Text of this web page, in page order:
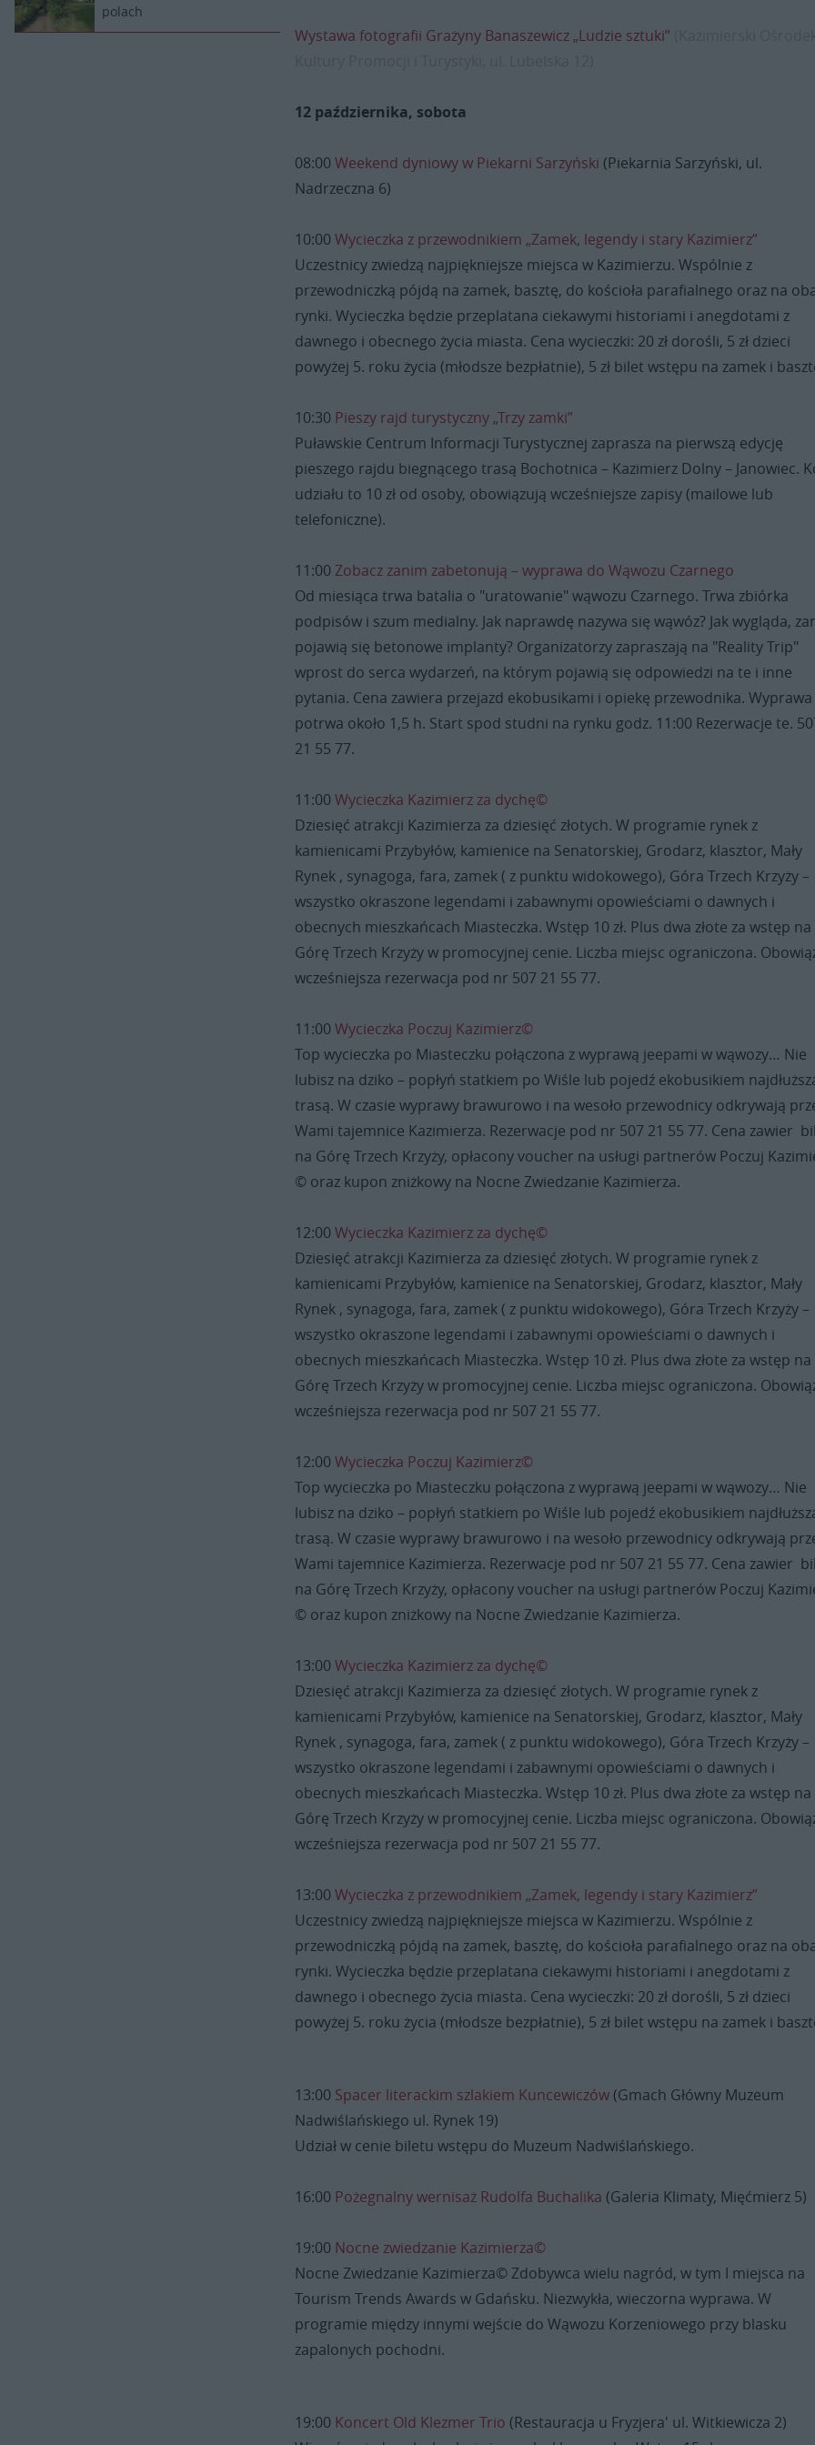
polach
Wystawa fotografii Grażyny Banaszewicz „Ludzie sztuki”
12 października, sobota
08:00Weekend dyniowy w Piekarni Sarzyński (Piekarnia Sarzyński, ul.
Nadrzeczna 6)
10:00Wycieczka z przewodnikiem „Zamek, legendy i stary Kazimierz”
Uczestnicy zwiedzą najpiękniejsze miejsca w Kazimierzu. Wspólnie z
przewodniczką pójdą na zamek, basztę, do kościoła parafialnego oraz na
rynki. Wycieczka będzie przeplatana ciekawymi historiami i anegdotami z
dawnego i obecnego życia miasta. Cena wycieczki: 20 zł dorośli, 5 zł dzieci
powyżej 5. roku życia (młodsze bezpłatnie), 5 zł bilet wstępu na zamek i
10:30 Pieszy rajd turystyczny „Trzy zamki”
Puławskie Centrum Informacji Turystycznej zaprasza na pierwszą edycję
pieszego rajdu biegnącego trasą Bochotnica – Kazimierz Dolny – Janowiec.
udziału to 10 zł od osoby, obowiązują wcześniejsze zapisy (mailowe lub
telefoniczne).
11:00 Zobacz zanim zabetonują – wyprawa do Wąwozu Czarnego
Od miesiąca trwa batalia o "uratowanie" wąwozu Czarnego. Trwa zbiórka
podpisów i szum medialny. Jak naprawdę nazywa się wąwóz? Jak wygląda,
pojawią się betonowe implanty? Organizatorzy zapraszają na "Reality Trip"
wprost do serca wydarzeń, na którym pojawią się odpowiedzi na te i inne
pytania. Cena zawiera przejazd ekobusikami i opiekę przewodnika. Wyprawa
potrwa około 1,5 h. Start spod studni na rynku godz. 11:00 Rezerwacje te.
21 55 77.
11:00Wycieczka Kazimierz za dychę©
Dziesięć atrakcji Kazimierza za dziesięć złotych. W programie rynek z
kamienicami Przybyłów, kamienice na Senatorskiej, Grodarz, klasztor, Mały
Rynek , synagoga, fara, zamek ( z punktu widokowego), Góra Trzech Krzyży –
wszystko okraszone legendami i zabawnymi opowieściami o dawnych i
obecnych mieszkańcach Miasteczka. Wstęp 10 zł. Plus dwa złote za wstęp na
Górę Trzech Krzyży w promocyjnej cenie. Liczba miejsc ograniczona.
wcześniejsza rezerwacja pod nr 507 21 55 77.
11:00Wycieczka Poczuj Kazimierz©
Top wycieczka po Miasteczku połączona z wyprawą jeepami w wąwozy… Nie
lubisz na dziko – popłyń statkiem po Wiśle lub pojedź ekobusikiem
trasą. W czasie wyprawy brawurowo i na wesoło przewodnicy odkrywają
Wami tajemnice Kazimierza. Rezerwacje pod nr 507 21 55 77. Cena zawier
na Górę Trzech Krzyży, opłacony voucher na usługi partnerów Poczuj
© oraz kupon zniżkowy na Nocne Zwiedzanie Kazimierza.
12:00Wycieczka Kazimierz za dychę©
Dziesięć atrakcji Kazimierza za dziesięć złotych. W programie rynek z
kamienicami Przybyłów, kamienice na Senatorskiej, Grodarz, klasztor, Mały
Rynek , synagoga, fara, zamek ( z punktu widokowego), Góra Trzech Krzyży –
wszystko okraszone legendami i zabawnymi opowieściami o dawnych i
obecnych mieszkańcach Miasteczka. Wstęp 10 zł. Plus dwa złote za wstęp na
Górę Trzech Krzyży w promocyjnej cenie. Liczba miejsc ograniczona.
wcześniejsza rezerwacja pod nr 507 21 55 77.
12:00Wycieczka Poczuj Kazimierz©
Top wycieczka po Miasteczku połączona z wyprawą jeepami w wąwozy… Nie
lubisz na dziko – popłyń statkiem po Wiśle lub pojedź ekobusikiem
trasą. W czasie wyprawy brawurowo i na wesoło przewodnicy odkrywają
Wami tajemnice Kazimierza. Rezerwacje pod nr 507 21 55 77. Cena zawier
na Górę Trzech Krzyży, opłacony voucher na usługi partnerów Poczuj
© oraz kupon zniżkowy na Nocne Zwiedzanie Kazimierza.
13:00Wycieczka Kazimierz za dychę©
Dziesięć atrakcji Kazimierza za dziesięć złotych. W programie rynek z
kamienicami Przybyłów, kamienice na Senatorskiej, Grodarz, klasztor, Mały
Rynek , synagoga, fara, zamek ( z punktu widokowego), Góra Trzech Krzyży –
wszystko okraszone legendami i zabawnymi opowieściami o dawnych i
obecnych mieszkańcach Miasteczka. Wstęp 10 zł. Plus dwa złote za wstęp na
Górę Trzech Krzyży w promocyjnej cenie. Liczba miejsc ograniczona.
wcześniejsza rezerwacja pod nr 507 21 55 77.
13:00Wycieczka z przewodnikiem „Zamek, legendy i stary Kazimierz”
Uczestnicy zwiedzą najpiękniejsze miejsca w Kazimierzu. Wspólnie z
przewodniczką pójdą na zamek, basztę, do kościoła parafialnego oraz na
rynki. Wycieczka będzie przeplatana ciekawymi historiami i anegdotami z
dawnego i obecnego życia miasta. Cena wycieczki: 20 zł dorośli, 5 zł dzieci
powyżej 5. roku życia (młodsze bezpłatnie), 5 zł bilet wstępu na zamek i
13:00 Spacer literackim szlakiem Kuncewiczów (Gmach Główny Muzeum
Nadwiślańskiego ul. Rynek 19)
Udział w cenie biletu wstępu do Muzeum Nadwiślańskiego.
16:00 Pożegnalny wernisaż Rudolfa Buchalika (Galeria Klimaty, Mięćmierz 5)
19:00 Nocne zwiedzanie Kazimierza©
Nocne Zwiedzanie Kazimierza© Zdobywca wielu nagród, w tym I miejsca na
Tourism Trends Awards w Gdańsku. Niezwykła, wieczorna wyprawa. W
programie między innymi wejście do Wąwozu Korzeniowego przy blasku
zapalonych pochodni.
19:00 Koncert Old Klezmer Trio (Restauracja u Fryzjera' ul. Witkiewicza 2)